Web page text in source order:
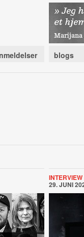
blogs
INTERVIEW
29. JUNI